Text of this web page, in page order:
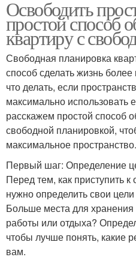
Освободить
простой способ
квартиру с
Свободная планировка
способ сделать жизнь
что делать, если
максимально использовать
расскажем простой способ
свободной планировкой,
максимальное пространство.
Первый шаг: Определение
Перед тем, как приступить к
нужно определить свои
Больше места для
работы или отдыха?
чтобы лучше понять, какие
вам.